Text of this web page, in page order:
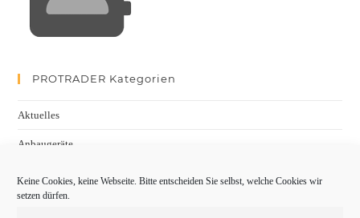
Keine Cookies, keine Webseite. Bitte entscheiden Sie selbst, welche Cookies wir
setzen dürfen.
PROTRADER Kategorien
Aktuelles
Anbaugeräte
Baumaschinen